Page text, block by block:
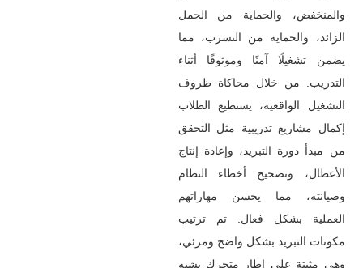
والمنخفض، والحماية من الحمل
الزائد، والحماية من التسرب، مما
يضمن تشغيلًا آمنًا وموثوقًا أثناء
التدريب. من خلال محاكاة ظروف
التشغيل الواقعية، يستطيع الطلاب
إكمال مشاريع تدريبية مثل التحقق
من مبدأ دورة التبريد، وإعادة إنتاج
الأعطال، وتصحيح أخطاء النظام
وصيانته، مما يحسن مهاراتهم
العملية بشكل فعال. تم ترتيب
مكونات التبريد بشكل واضح ومرئي،
وهي مثبتة على إطار متحرك يشبه